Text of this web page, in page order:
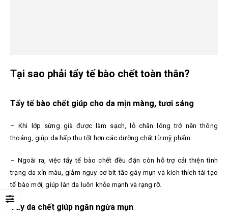
Tại sao phải tẩy tế bào chết toàn thân?
Tẩy tế bào chết giúp cho da mịn màng, tươi sáng
– Khi lớp sừng già được làm sạch, lỗ chân lông trở nên thông
thoáng, giúp da hấp thụ tốt hơn các dưỡng chất từ mỹ phẩm
– Ngoài ra, việc tẩy tế bào chết đều đặn còn hỗ trợ cải thiện tình
trạng da xỉn màu, giảm nguy cơ bít tắc gây mụn và kích thích tái tạo
tế bào mới, giúp làn da luôn khỏe mạnh và rạng rỡ.
Tẩy da chết giúp ngăn ngừa mụn